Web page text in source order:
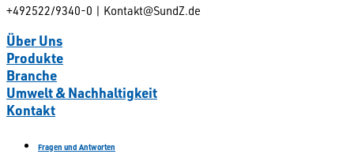
+492522/9340-0 | Kontakt@SundZ.de
Über Uns
Produkte
Branche
Umwelt & Nachhaltigkeit
Kontakt
Fragen und Antworten